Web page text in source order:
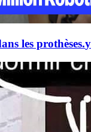
les prothèses.